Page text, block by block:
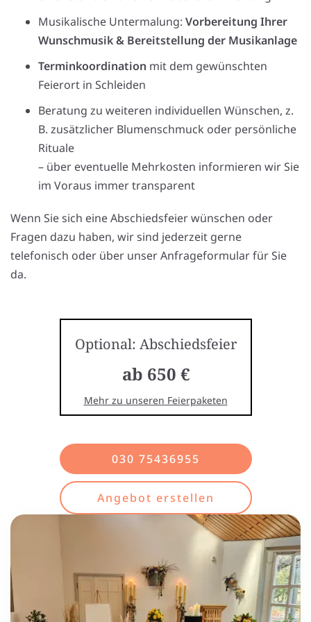
Musikalische Untermalung: Vorbereitung Ihrer
Wunschmusik & Bereitstellung der Musikanlage
Terminkoordination mit dem gewünschten
Feierort in Schleiden
Beratung zu weiteren individuellen Wünschen, z.
B. zusätzlicher Blumenschmuck oder persönliche
Rituale
– über eventuelle Mehrkosten informieren wir Sie
im Voraus immer transparent
Wenn Sie sich eine Abschiedsfeier wünschen oder
Fragen dazu haben, wir sind jederzeit gerne
telefonisch oder über unser Anfrageformular für Sie
da.
Optional: Abschiedsfeier
ab 650 €
Mehr zu unseren Feierpaketen
030 75436955
Angebot erstellen